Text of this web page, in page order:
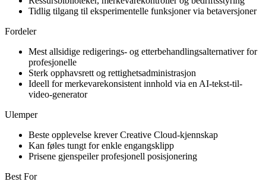
Tidlig tilgang til eksperimentelle funksjoner via betaversjoner
Fordeler
Mest allsidige redigerings- og etterbehandlingsalternativer for
profesjonelle
Sterk opphavsrett og rettighetsadministrasjon
Ideell for merkevarekonsistent innhold via en AI-tekst-til-
video-generator
Ulemper
Beste opplevelse krever Creative Cloud-kjennskap
Kan føles tungt for enkle engangsklipp
Prisene gjenspeiler profesjonell posisjonering
Best For